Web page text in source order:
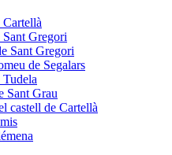
Cartellà
Sant Gregori
Sant Gregori
de Segalars
Tudela
Sant Grau
castell de Cartellà